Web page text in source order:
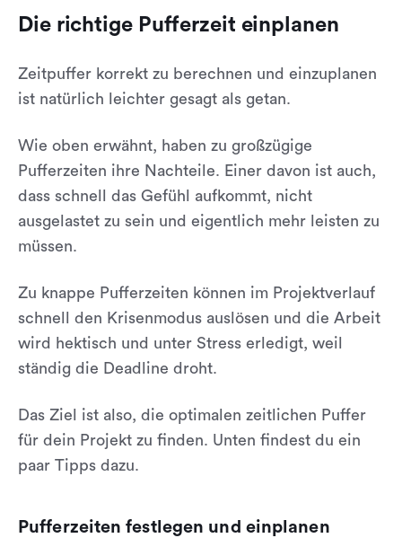
Die richtige Pufferzeit einplanen
Zeitpuffer korrekt zu berechnen und einzuplanen
ist natürlich leichter gesagt als getan.
Wie oben erwähnt, haben zu großzügige
Pufferzeiten ihre Nachteile. Einer davon ist auch,
dass schnell das Gefühl aufkommt, nicht
ausgelastet zu sein und eigentlich mehr leisten zu
müssen.
Zu knappe Pufferzeiten können im Projektverlauf
schnell den Krisenmodus auslösen und die Arbeit
wird hektisch und unter Stress erledigt, weil
ständig die Deadline droht.
Das Ziel ist also, die optimalen zeitlichen Puffer
für dein Projekt zu finden. Unten findest du ein
paar Tipps dazu.
Pufferzeiten festlegen und einplanen